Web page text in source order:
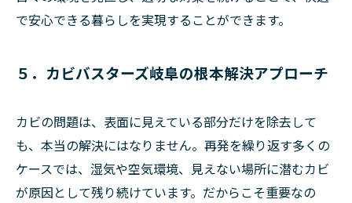
で安心できる暮らしを実現することができます。
５．カビバスターズ岐阜の根本解決アプローチ
カビの問題は、表面に見えている部分だけを除去して
も、本当の解決にはなりません。再発を繰り返す多くの
ケースでは、湿気や空気環境、見えない場所に潜むカビ
が原因として残り続けています。だからこそ重要なの